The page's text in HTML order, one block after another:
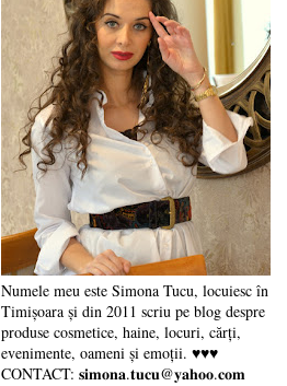
Numele meu este Simona Tucu, locuiesc în
Timișoara și din 2011 scriu pe blog despre
produse cosmetice, haine, locuri, cărți,
evenimente, oameni și emoții. ♥♥♥
CONTACT: 𝐬𝐢𝐦𝐨𝐧𝐚.𝐭𝐮𝐜𝐮@𝐲𝐚𝐡𝐨𝐨.𝐜𝐨𝐦